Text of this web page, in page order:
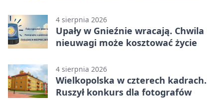
4 sierpnia 2026
Upały w Gnieźnie wracają. Chwila
nieuwagi może kosztować życie
4 sierpnia 2026
Wielkopolska w czterech kadrach.
Ruszył konkurs dla fotografów